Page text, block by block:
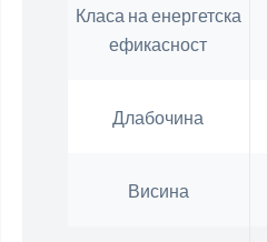
Класа на енергетска
ефикасност
Длабочина
Висина